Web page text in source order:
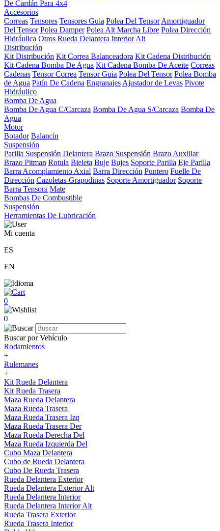
De Cardán Para 4x4
Accesorios
Correas Tensores Tensores Guia Polea Del Tensor Amortiguador
Del Tensor Polea Damper Polea Alt Marcha Libre Polea Dirección
Hidráulica Otros Rueda Delantera Interior Alt
Distribución
Kit Distribución Kit Correa Balanceadora Kit Cadena Distribución
Kit Cadena Bomba De Agua Kit Cadena Bomba De Aceite Correas
Cadenas Tensor Correa Tensor Guia Polea Del Tensor Polea Bomba
de Agua Patín De Cadena Engranajes Ajustador de Levas Pivote
Hidráulico
Bomba De Agua
Bomba De Agua C/Carcaza Bomba De Agua S/Carcaza Bomba De
Agua
Motor
Botador Balancín
Suspensión
Parilla Suspensión Delantera Brazo Suspensión Brazo Auxiliar
Brazo Pitman Rotula Bieleta Buje Bujes Soporte Parilla Eje Parilla
Barra Acomplamiento Axial Barra Dirección Puntero Fuelle De
Dirección Cazoletas-Grapodinas Soporte Amortiguador Soporte
Barra Tensora Mate
Bombas De Combustible
Suspensión
Herramientas De Lubricación
Mi cuenta
ES
EN
0
0
Buscar por Vehículo
Rodamientos
+
Rulemanes
+
Kit Rueda Delantera
Kit Rueda Trasera
Maza Rueda Delantera
Maza Rueda Trasera
Maza Rueda Trasera Izq
Maza Rueda Trasera Der
Maza Rueda Derecha Del
Maza Rueda Izquierda Del
Cubo Maza Delantera
Cubo de Rueda Delantera
Cubo De Rueda Trasera
Rueda Delantera Exterior
Rueda Delantera Exterior Alt
Rueda Delantera Interior
Rueda Delantera Interior Alt
Rueda Trasera Exterior
Rueda Trasera Interior